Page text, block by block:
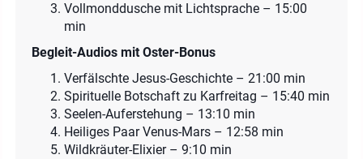
Vollmonddusche mit Lichtsprache – 15:00
min
Begleit-Audios mit Oster-Bonus
Verfälschte Jesus-Geschichte – 21:00 min
Spirituelle Botschaft zu Karfreitag – 15:40 min
Seelen-Auferstehung – 13:10 min
Heiliges Paar Venus-Mars – 12:58 min
Wildkräuter-Elixier – 9:10 min